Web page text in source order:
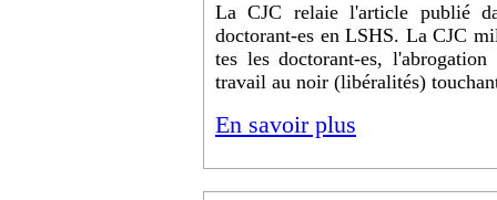
La CJC relaie l'article publié
doctorant-es en LSHS. La CJC
tes les doctorant-es,
travail au noir (libéralités)
En savoir plus